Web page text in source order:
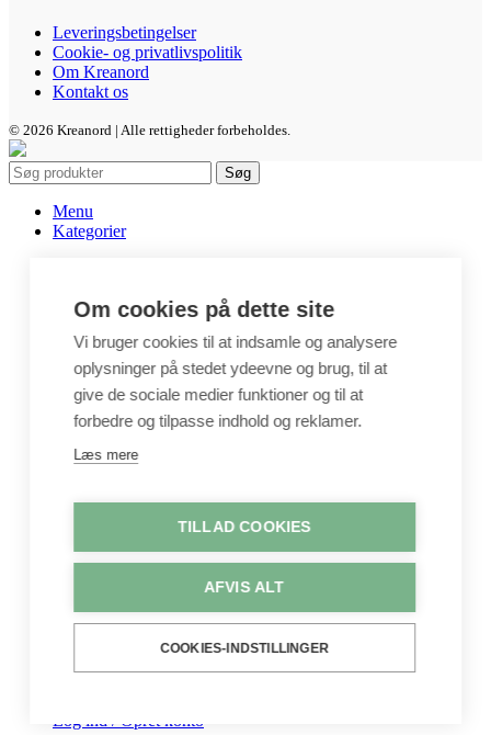
Leveringsbetingelser
Cookie- og privatlivspolitik
Om Kreanord
Kontakt os
© 2026 Kreanord | Alle rettigheder forbeholdes.
Søg
Menu
Kategorier
Pedari æsker
Crepepapir & Karton
DIY Kits
Hobbyartikler
Interiør / Puder
Unika / Accessories
Garn
Perler & smykkedele
Gavekort
Stofstykker
Log ind / Opret konto
Om cookies på dette site
Vi bruger cookies til at indsamle og analysere
oplysninger på stedet ydeevne og brug, til at
give de sociale medier funktioner og til at
forbedre og tilpasse indhold og reklamer.
Læs mere
TILLAD COOKIES
AFVIS ALT
COOKIES-INDSTILLINGER